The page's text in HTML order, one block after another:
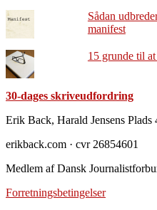
Sådan
manifest
15 grunde til
30-dages skriveudfordring
Footer
Erik Back, Harald Jensens Plads
erikback.com · cvr 26854601
Medlem af Dansk
Forretningsbetingelser